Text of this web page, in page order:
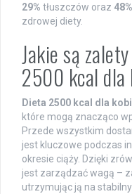
29% tłuszczów oraz 48%
zdrowej diety.
Jakie są
2500 kcal
Dieta 2500 kcal dla
które mogą znacząco
Przede wszystkim
jest kluczowe podczas
okresie ciąży. Dzięki
jest zarządzać wagą –
utrzymując ją na